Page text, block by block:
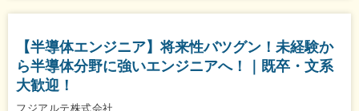
【半導体エンジニア】将来性バツグン！未経験か
ら半導体分野に強いエンジニアへ！｜既卒・文系
大歓迎！
フジアルテ株式会社